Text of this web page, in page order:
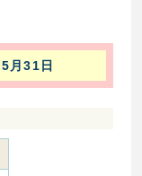
月31日